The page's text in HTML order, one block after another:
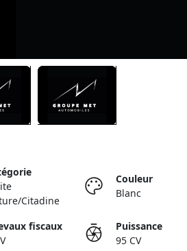
Citadine
Couleur
Blanc
fiscaux
Puissance
95 CV